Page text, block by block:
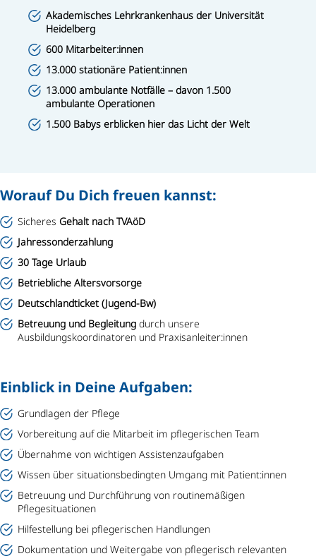
Akademisches Lehrkrankenhaus der Universität
Heidelberg
600 Mitarbeiter:innen
13.000 stationäre Patient:innen
13.000 ambulante Notfälle – davon 1.500
ambulante Operationen
1.500 Babys erblicken hier das Licht der Welt
Worauf Du Dich freuen kannst:
Sicheres Gehalt nach TVAöD
Jahressonderzahlung
30 Tage Urlaub
Betriebliche Altersvorsorge
Deutschlandticket (Jugend-Bw)
Betreuung und Begleitung durch unsere
Ausbildungskoordinatoren und Praxisanleiter:innen
Einblick in Deine Aufgaben:
Grundlagen der Pflege
Vorbereitung auf die Mitarbeit im pflegerischen Team
Übernahme von wichtigen Assistenzaufgaben
Wissen über situationsbedingten Umgang mit Patient:innen
Betreuung und Durchführung von routinemäßigen
Pflegesituationen
Hilfestellung bei pflegerischen Handlungen
Dokumentation und Weitergabe von pflegerisch relevanten